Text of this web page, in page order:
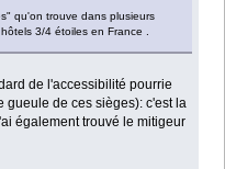
qu'on trouve dans plusieurs
3/4 étoiles en France .
de l'accessibilité pourrie
gueule de ces sièges): c'est la
également trouvé le mitigeur